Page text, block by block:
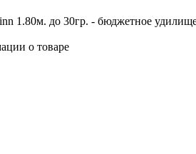
1.80м. до 30гр. - бюджетное удилище
о товаре